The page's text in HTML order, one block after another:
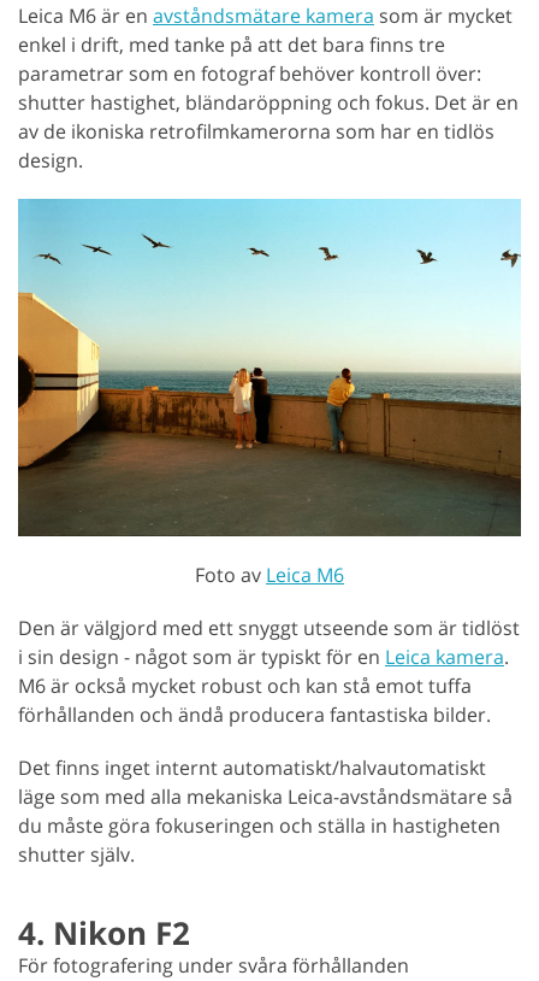
Leica M6 är en avståndsmätare kamera som är mycket
enkel i drift, med tanke på att det bara finns tre
parametrar som en fotograf behöver kontroll över:
shutter hastighet, bländaröppning och fokus. Det är en
av de ikoniska retrofilmkamerorna som har en tidlös
design.
Foto av Leica M6
Den är välgjord med ett snyggt utseende som är tidlöst
i sin design - något som är typiskt för en Leica kamera.
M6 är också mycket robust och kan stå emot tuffa
förhållanden och ändå producera fantastiska bilder.
Det finns inget internt automatiskt/halvautomatiskt
läge som med alla mekaniska Leica-avståndsmätare så
du måste göra fokuseringen och ställa in hastigheten
shutter själv.
4. Nikon F2
För fotografering under svåra förhållanden